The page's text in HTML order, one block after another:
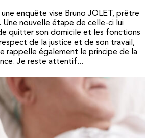
enquête vise Bruno JOLET, prêtre
Une nouvelle étape de celle-ci lui
quitter son domicile et les fonctions
de la justice et de son travail,
rappelle également le principe de la
Je reste attentif...